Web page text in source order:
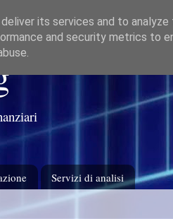
Servizi di analisi
its services and to analyze
and security metrics to